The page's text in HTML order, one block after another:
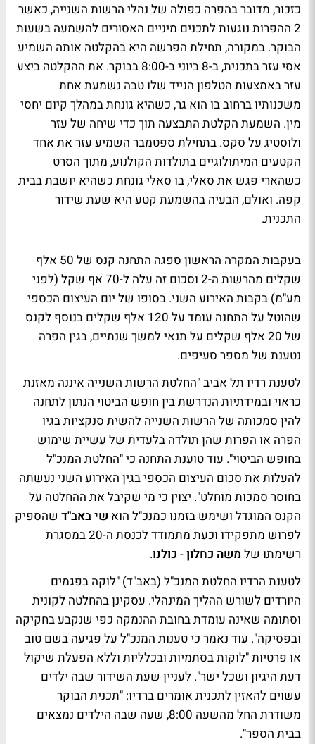
כזכור, מדובר בהפרה כפולה של נהלי הרשות השנייה, כאשר
2 ההפרות נוגעות לתכנים מיניים האסורים להשמעה בשעות
הבוקר. במקורה, תחילת הפרשה היא בהקלטה אותה השמיע
אסי עזר בתכנית, ב-8 ביוני ב-8:00 בבוקר. את ההקלטה ביצע
עזר באמצעות הטלפון הנייד שלו טבה נשמעת אחת
משכנותיו ברחוב בו הוא גר, כשהיא גונחת במהלך קיום יחסי
מין. השמעת הקלטת התבצעה תוך כדי שיחה של עזר
ולוסטיג על סקס. בתחילת ספטמבר השמיע עזר את אחד
הקטעים המיתולוגיים בתולדות הקולנוע, מתוך הסרט
כשהארי פגש את סאלי, בו סאלי גונחת כשהיא יושבת בבית
קפה. ואולם, הבעיה בהשמעת קטע היא שעת שידור
התכנית.
בעקבות המקרה הראשון ספגה התחנה קנס של 50 אלף
שקלים מהרשות ה-2 וסכום זה עלה ל-70 אף שקל (לפני
מע"מ) בקבות האירוע השני. בסופו של יום העיצום הכספי
שהוטל על התחנה עומד על 120 אלף שקלים בנוסף לקנס
של 20 אלף שקלים על תנאי למשך שנתיים, בגין הפרה
נטענת של מספר סעיפים.
לטענת רדיו תל אביב "החלטת הרשות השנייה איננה מאזנת
כראוי ובמידתיות הנדרשת בין חופש הביטוי הנתון לתחנה
להין סמכותה של הרשות השנייה להשית סנקציות בגיו
הפרה או הפרות שהן תולדה בלעדית של עשיית שימוש
בחופש הביטוי". עוד טוענת התחנה כי "החלטת המנכ"ל
להעלות את סכום העיצום הכספי בגין האירוע השני נעשתה
בחוסר סמכות מוחלט". יצוין כי מי שקיבל את ההחלטה על
הקנס המוגדל ושימש בזמנו כמנכ"ל הוא שי באב"ד שהספיק
לפרוש מתפקידו וכעת מתמודד לכנסת ה-20 במסגרת
רשימתו של משה כחלון- כולנו.
לטענת הרדיו החלטת המנכ"ל (באב"ד) "לוקה בפגמים
היורדים לשורש ההליך המינהלי. עסקינן בהחלטה לקונית
וסתומה שאינה עומדת בחובת ההנמקה כפי שנקבע בחקיקה
ובפסיקה". עוד נאמר כי טענות המנכ"ל על פגיעה בשם טוב
או פרטיות "לוקות בסתמיות ובכלליות וללא הפעלת שיקול
דעת היגיון ושכל ישר". לעניין שעת השידור שבה ילדים
עשוים להאזין לתכנית אומרים ברדיו: "תכנית הבוקר
משודרת החל מהשעה 8:00, שעה שבה הילדים נמצאים
בבית הספר".